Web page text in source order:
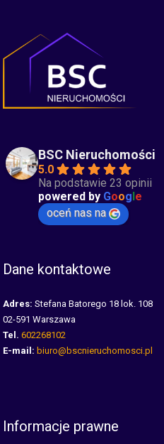
BSC Nieruchomości
5.0
Na podstawie 23 opinii
powered by Goog e
oceń nas na
Dane kontaktowe
Adres: Stefana Batorego 18 lok. 108
02-591 Warszawa
Tel. 602268102
E-mail: biuro@bscnieruchomosci.pl
Informacje prawne